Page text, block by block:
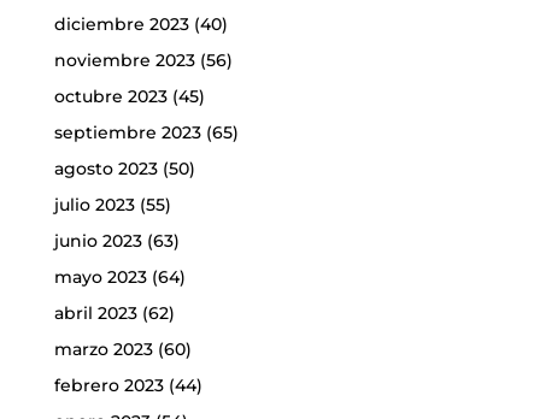
diciembre 2023(40)
noviembre 2023(56)
octubre 2023(45)
septiembre 2023(65)
agosto 2023(50)
julio 2023(55)
junio 2023(63)
mayo 2023(64)
abril 2023(62)
marzo 2023(60)
febrero 2023(44)